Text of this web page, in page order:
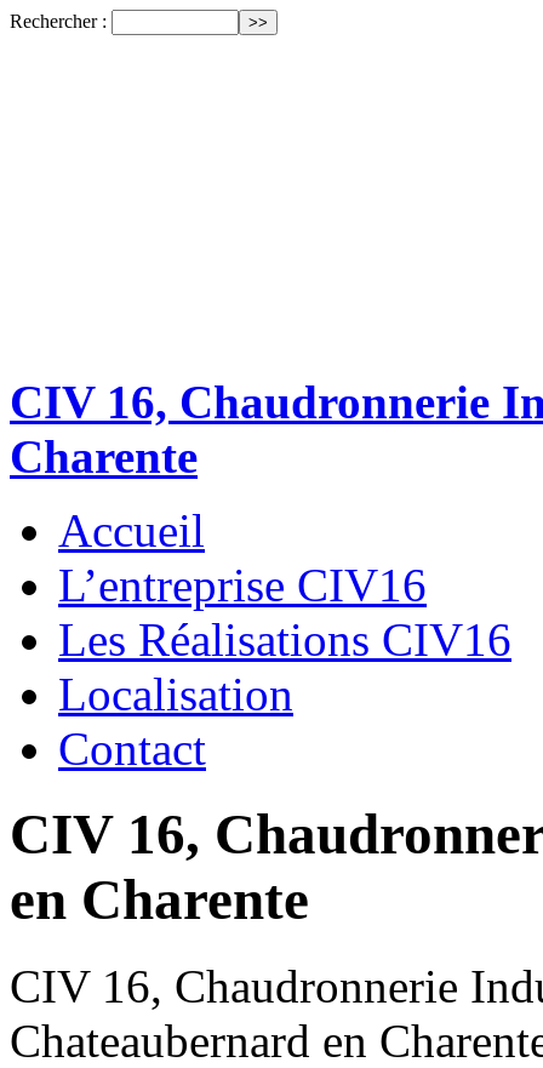
Rechercher :
CIV 16, Chaudronnerie
Charente
Accueil
L’entreprise CIV16
Les Réalisations CIV16
Localisation
Contact
CIV 16,
en Charente
CIV 16, Chaudronnerie
Chateaubernard en